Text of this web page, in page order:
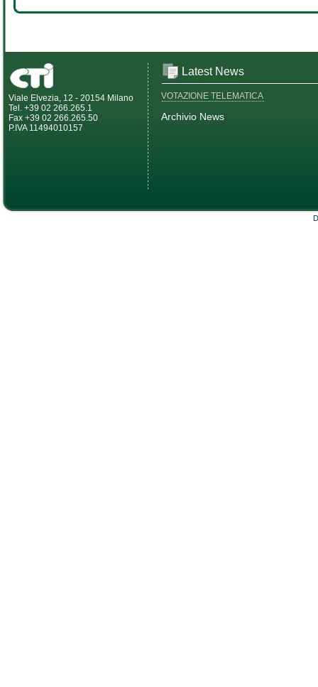
Viale Elvezia, 12 - 20154 Milano
Tel. +39 02 266.265.1
Fax +39 02 266.265.50
P.IVA 11494010157
Latest News
VOTAZIONE TELEMATICA
Archivio News